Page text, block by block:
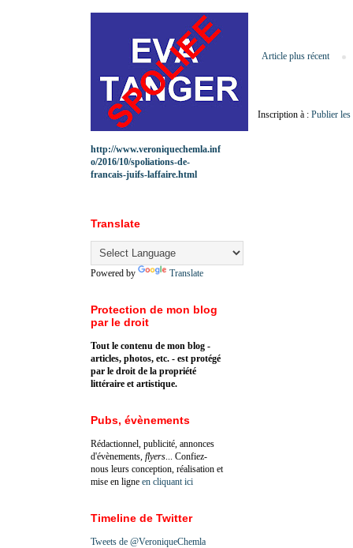
Article plus récent
Inscription à : Publier
http://www.veroniquechemla.inf
o/2016/10/spoliations-de-
francais-juifs-laffaire.html
Translate
Powered by Translate
Protection de mon blog
par le droit
Tout le contenu de mon blog -
articles, photos, etc. - est protégé
par le droit de la propriété
littéraire et artistique.
Pubs, évènements
Rédactionnel, publicité, annonces
d'évènements, flyers ... Confiez-
nous leurs conception, réalisation et
mise en ligne en cliquant ici
Timeline de Twitter
Tweets de @VeroniqueChemla